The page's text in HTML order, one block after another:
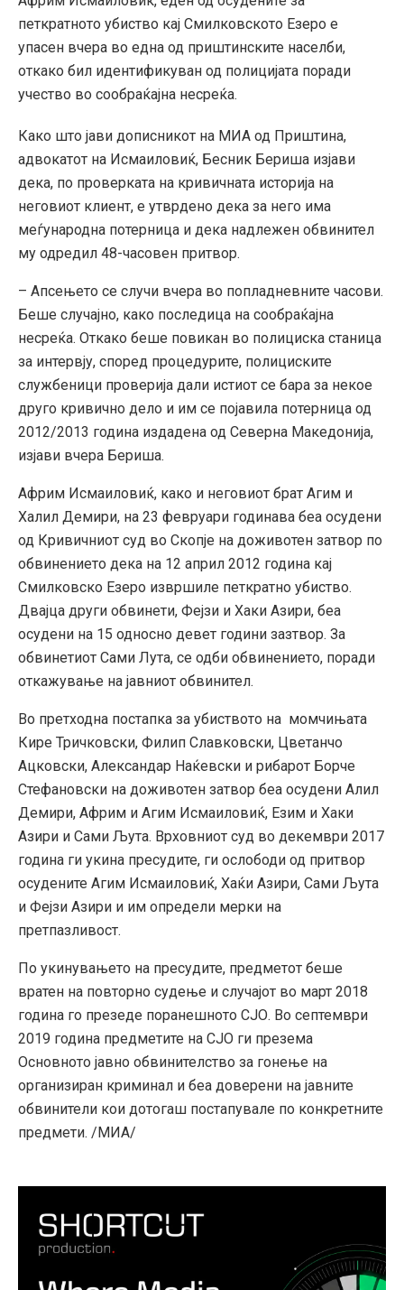
петкратното убиство кај Смилковското Езеро е
упасен вчера во една од приштинските населби,
откако бил идентификуван од полицијата поради
учество во сообраќајна несреќа.
Како што јави дописникот на МИА од Приштина,
адвокатот на Исмаиловиќ, Бесник Бериша изјави
дека, по проверката на кривичната историја на
неговиот клиент, е утврдено дека за него има
меѓународна потерница и дека надлежен обвинител
му одредил 48-часовен притвор.
– Апсењето се случи вчера во попладневните часови.
Беше случајно, како последица на сообраќајна
несреќа. Откако беше повикан во полициска станица
за интервју, според процедурите, полициските
службеници проверија дали истиот се бара за некое
друго кривично дело и им се појавила потерница од
2012/2013 година издадена од Северна Македонија,
изјави вчера Бериша.
Африм Исмаиловиќ, како и неговиот брат Агим и
Халил Демири, на 23 февруари годинава беа осудени
од Кривичниот суд во Скопје на доживотен затвор по
обвинението дека на 12 април 2012 година кај
Смилковско Езеро извршиле петкратно убиство.
Двајца други обвинети, Фејзи и Хаки Азири, беа
осудени на 15 односно девет години зазтвор. За
обвинетиот Сами Лута, се одби обвинението, поради
откажување на јавниот обвинител.
Во претходна постапка за убиството на момчињата
Кире Тричковски, Филип Славковски, Цветанчо
Ацковски, Александар Наќевски и рибарот Борче
Стефановски на доживотен затвор беа осудени Алил
Демири, Африм и Агим Исмаиловиќ, Езим и Хаки
Азири и Сами Љута. Врховниот суд во декември 2017
година ги укина пресудите, ги ослободи од притвор
осудените Агим Исмаиловиќ, Хаќи Азири, Сами Љута
и Фејзи Азири и им определи мерки на
претпазливост.
По укинувањето на пресудите, предметот беше
вратен на повторно судење и случајот во март 2018
година го презеде поранешното СЈО. Во септември
2019 година предметите на СЈО ги презема
Основното јавно обвинителство за гонење на
организиран криминал и беа доверени на јавните
обвинители кои дотогаш постапувале по конкретните
предмети. /МИА/